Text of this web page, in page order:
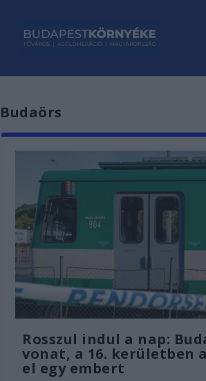
Budaörs
Rosszul indul a nap:
vonat, a 16. kerületben
el egy embert